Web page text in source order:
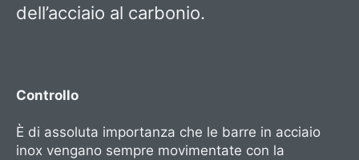
dell’acciaio al carbonio.
Controllo
È di assoluta importanza che le barre in acciaio
inox vengano sempre movimentate con la